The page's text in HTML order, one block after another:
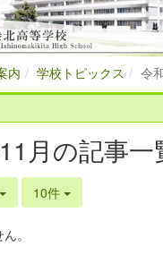
内 学校トピックス
令
月の記事一
10件
。